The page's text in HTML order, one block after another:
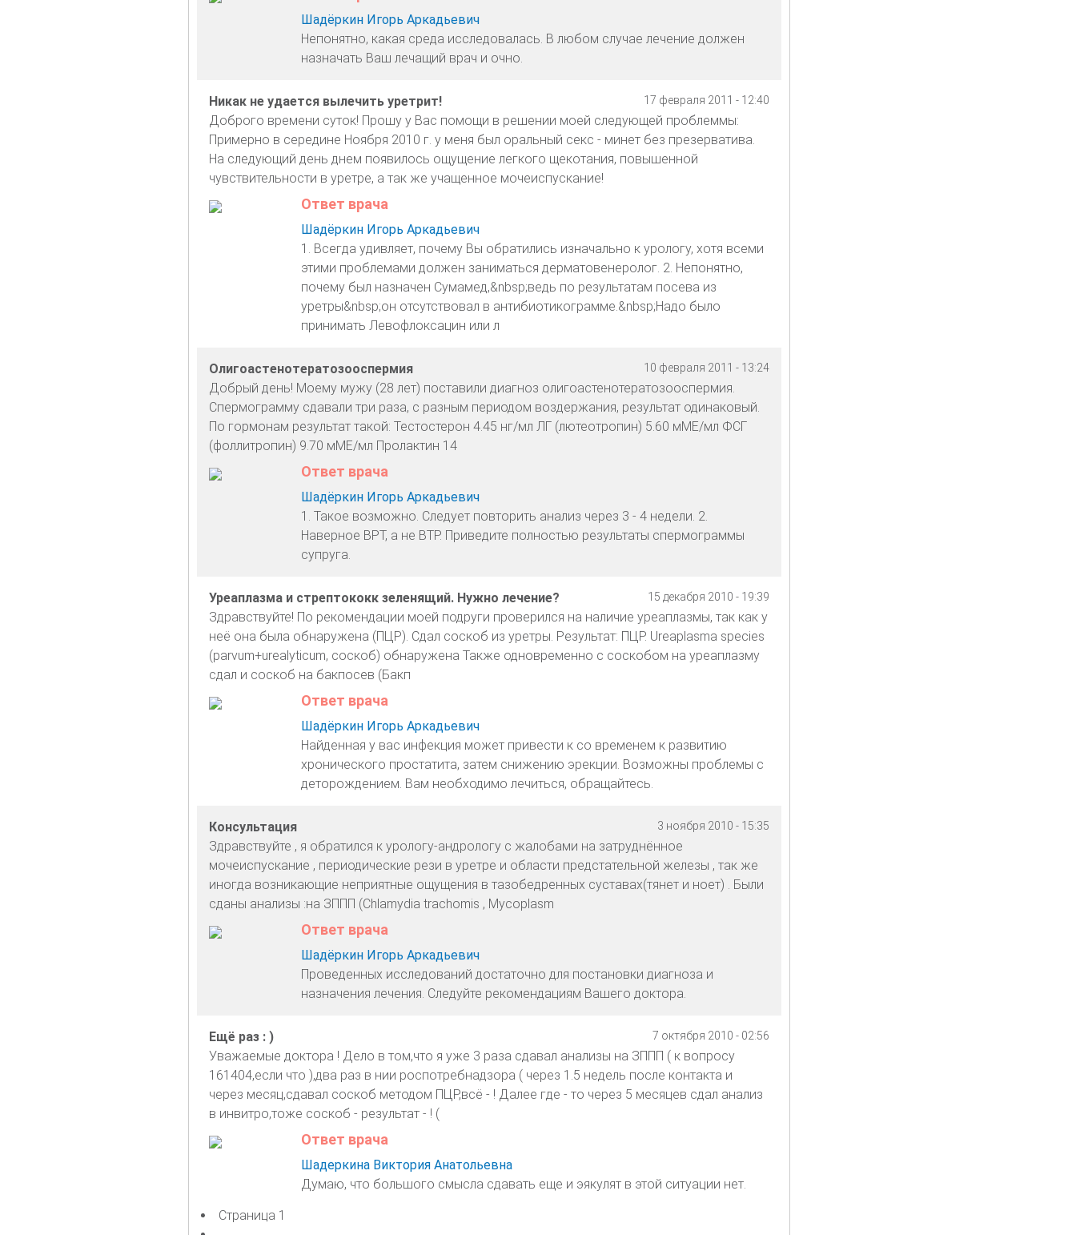
Шадёркин Игорь Аркадьевич
Непонятно, какая среда исследовалась. В любом случае лечение должен
назначать Ваш лечащий врач и очно.
17 февраля 2011 - 12:40
Никак не удается вылечить уретрит!
Доброго времени суток! Прошу у Вас помощи в решении моей следующей проблеммы:
Примерно в середине Ноября 2010 г. у меня был оральный секс - минет без презерватива.
На следующий день днем появилось ощущение легкого щекотания, повышенной
чувствительности в уретре, а так же учащенное мочеиспускание!
Ответ врача
Шадёркин Игорь Аркадьевич
1. Всегда удивляет, почему Вы обратились изначально к урологу, хотя всеми
этими проблемами должен заниматься дерматовенеролог. 2. Непонятно,
почему был назначен Сумамед,&nbsp;ведь по результатам посева из
уретры&nbsp;он отсутствовал в антибиотикограмме.&nbsp;Надо было
принимать Левофлоксацин или л
10 февраля 2011 - 13:24
Олигоастенотератозооспермия
Добрый день! Моему мужу (28 лет) поставили диагноз олигоастенотератозооспермия.
Спермограмму сдавали три раза, с разным периодом воздержания, результат одинаковый.
По гормонам результат такой: Тестостерон 4.45 нг/мл ЛГ (лютеотропин) 5.60 мМЕ/мл ФСГ
(фоллитропин) 9.70 мМЕ/мл Пролактин 14
Ответ врача
Шадёркин Игорь Аркадьевич
1. Такое возможно. Следует повторить анализ через 3 - 4 недели. 2.
Наверное ВРТ, а не ВТР. Приведите полностью результаты спермограммы
супруга.
15 декабря 2010 - 19:39
Уреаплазма и стрептококк зеленящий. Нужно лечение?
Здравствуйте! По рекомендации моей подруги проверился на наличие уреаплазмы, так как у
неё она была обнаружена (ПЦР). Сдал соскоб из уретры. Результат: ПЦР. Ureaplasma species
(parvum+urealyticum, соскоб) обнаружена Также одновременно с соскобом на уреаплазму
сдал и соскоб на бакпосев (Бакп
Ответ врача
Шадёркин Игорь Аркадьевич
Найденная у вас инфекция может привести к со временем к развитию
хронического простатита, затем снижению эрекции. Возможны проблемы с
деторождением. Вам необходимо лечиться, обращайтесь.
3 ноября 2010 - 15:35
Консультация
Здравствуйте , я обратился к урологу-андрологу с жалобами на затруднённое
мочеиспускание , периодические рези в уретре и области предстательной железы , так же
иногда возникающие неприятные ощущения в тазобедренных суставах(тянет и ноет) . Были
сданы анализы :на ЗППП (Chlamydia trachomis , Mycoplasm
Ответ врача
Шадёркин Игорь Аркадьевич
Проведенных исследований достаточно для постановки диагноза и
назначения лечения. Следуйте рекомендациям Вашего доктора.
7 октября 2010 - 02:56
Ещё раз : )
Уважаемые доктора ! Дело в том,что я уже 3 раза сдавал анализы на ЗППП ( к вопросу
161404,если что ),два раз в нии роспотребнадзора ( через 1.5 недель после контакта и
через месяц,сдавал соскоб методом ПЦР,всё - ! Далее где - то через 5 месяцев сдал анализ
в инвитро,тоже соскоб - результат - ! (
Ответ врача
Шадеркина Виктория Анатольевна
Думаю, что большого смысла сдавать еще и эякулят в этой ситуации нет.
Нумерация
Страница 1